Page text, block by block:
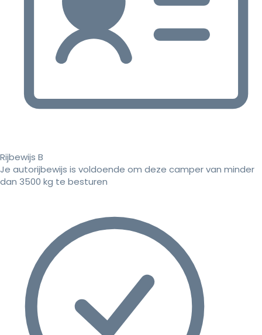
Rijbewijs B
Je autorijbewijs is voldoende om deze camper van minder
dan 3500 kg te besturen